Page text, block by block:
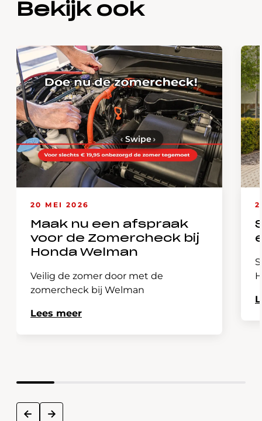
Bekijk ook
20 MEI 2026
Maak nu een afspraak
voor de Zomercheck bij
Honda Welman
Veilig de zomer door met de
zomercheck bij Welman
Lees meer
prev next
‹ Swipe›